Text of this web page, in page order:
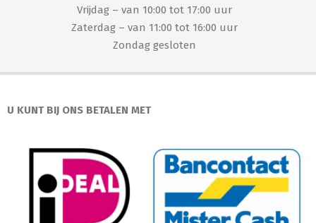
Vrijdag – van 10:00 tot 17:00 uur
Zaterdag – van 11:00 tot 16:00 uur
Zondag gesloten
U KUNT BIJ ONS BETALEN MET